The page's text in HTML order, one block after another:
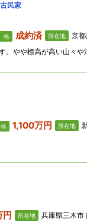
古民家
格 成約済 所在地
京都
1,100万円 所在地
円 所在地
兵庫県三木市 口